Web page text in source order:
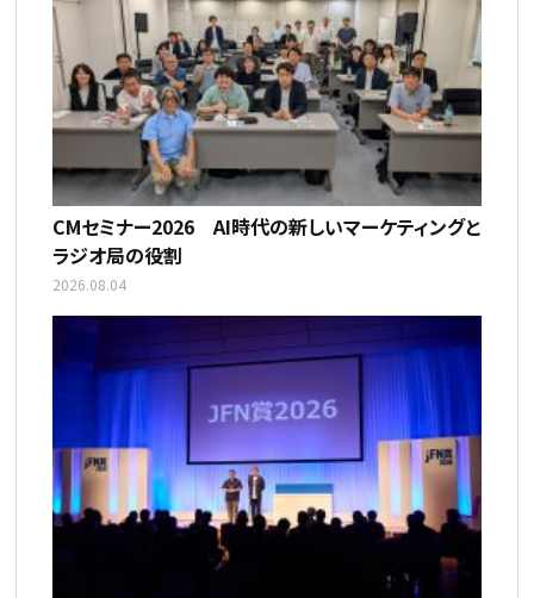
CMセミナー2026 AI時代の新しいマーケティングと
ラジオ局の役割
2026.08.04